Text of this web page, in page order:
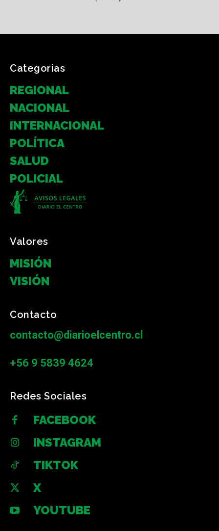
Categorias
REGIONAL
NACIONAL
INTERNACIONAL
POLÍTICA
SALUD
POLICIAL
Valores
MISIÓN
VISIÓN
Contacto
contacto@diarioelcentro.cl
+56 9 5839 4624
Redes Sociales
FACEBOOK
INSTAGRAM
TIKTOK
X
YOUTUBE